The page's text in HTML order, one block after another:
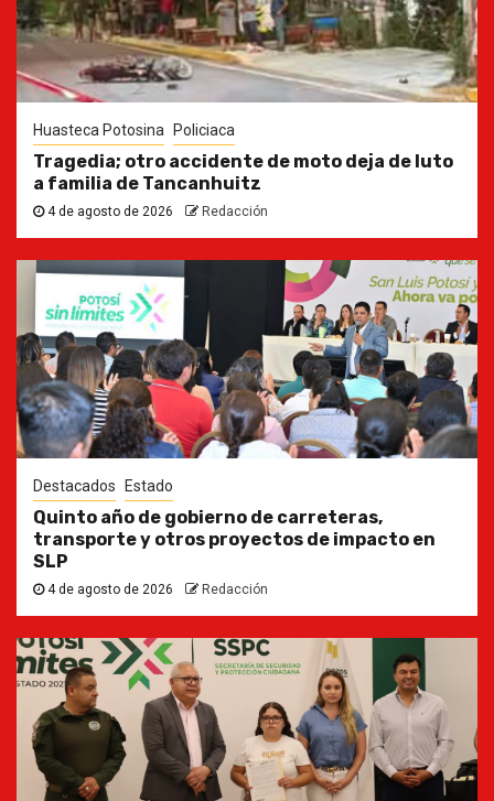
Huasteca Potosina Policiaca
Tragedia; otro accidente de moto deja de luto
a familia de Tancanhuitz
4 de agosto de 2026 Redacción
Destacados Estado
Quinto año de gobierno de carreteras,
transporte y otros proyectos de impacto en
SLP
4 de agosto de 2026 Redacción